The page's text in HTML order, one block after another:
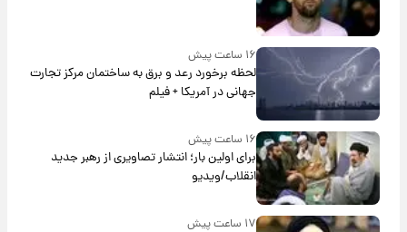
۱۶ ساعت پیش
لحظه برخورد رعد و برق به ساختمان مرکز تجارت
جهانی در آمریکا + فیلم
۱۶ ساعت پیش
برای اولین بار؛ انتشار تصاویری از رهبر جدید
انقلاب/ویدیو
۱۷ ساعت پیش